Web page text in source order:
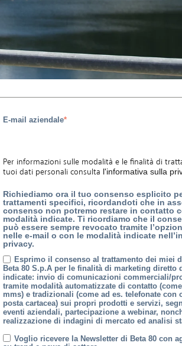
E-mail aziendale*
Per informazioni sulle modalità e le finalità di
tuoi dati personali consulta l'informativa sulla
Richiediamo ora il tuo consenso esplicito
trattamenti specifici, ricordandoti che in
consenso non potremo restare in contatto
modalità indicate. Ti ricordiamo che il
può essere sempre revocato tramite
nelle e-mail o con le modalità indicate
privacy.
Esprimo il consenso al trattamento dei miei
Beta 80 S.p.A per le finalità di marketing diretto
indicate: invio di comunicazioni commerciali/
tramite modalità automatizzate di contatto
mms) e tradizionali (come ad es. telefonate con
posta cartacea) sui propri prodotti e servizi,
eventi aziendali, partecipazione a webinar,
realizzazione di indagini di mercato ed analisi
Voglio ricevere la Newsletter di Beta 80 con